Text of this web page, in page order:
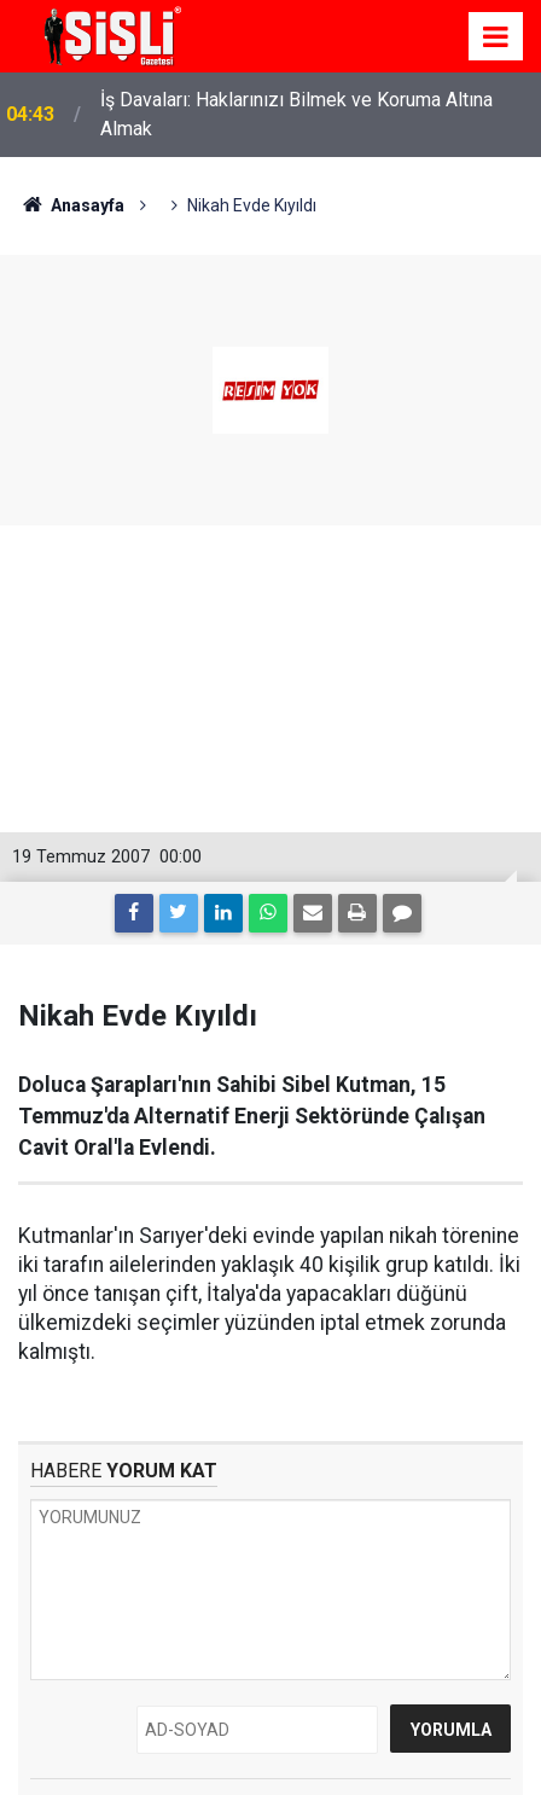
22:37 Özlem Drahyalı Kimdir, Nereli ve Kaç Yaşındadır?
Anasayfa Nikah Evde Kıyıldı
00:00
19 Temmuz 2007
Nikah Evde Kıyıldı
Doluca Şarapları'nın Sahibi Sibel Kutman, 15
Temmuz'da Alternatif Enerji Sektöründe Çalışan
Cavit Oral'la Evlendi.
Kutmanlar'ın Sarıyer'deki evinde yapılan nikah törenine
iki tarafın ailelerinden yaklaşık 40 kişilik grup katıldı. İki
yıl önce tanışan çift, İtalya'da yapacakları düğünü
ülkemizdeki seçimler yüzünden iptal etmek zorunda
kalmıştı.
HABERE YORUM KAT